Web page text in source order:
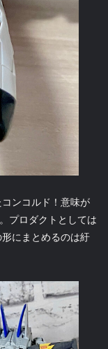
ンコルド！意味が
プロダクトとしては
にまとめるのは紆